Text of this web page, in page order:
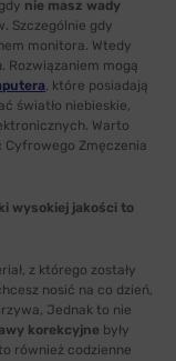
nie masz wady
Szczególnie gdy
monitora. Wtedy
Rozwiązaniem mogą
, które posiadają
światło niebieskie,
Warto
Zmęczenia
wysokiej jakości to
z którego zostały
nosić na co dzień,
Jednak to nie
korekcyjne były
również codzienne